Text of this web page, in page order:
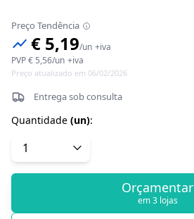
Preço Tendência
€ 5,19/un +iva
PVP€ 5,56/un +iva
Preço atualizado em 06/02/2026
Entrega sob consulta
Quantidade (un):
Orçamentar
em 3 lojas